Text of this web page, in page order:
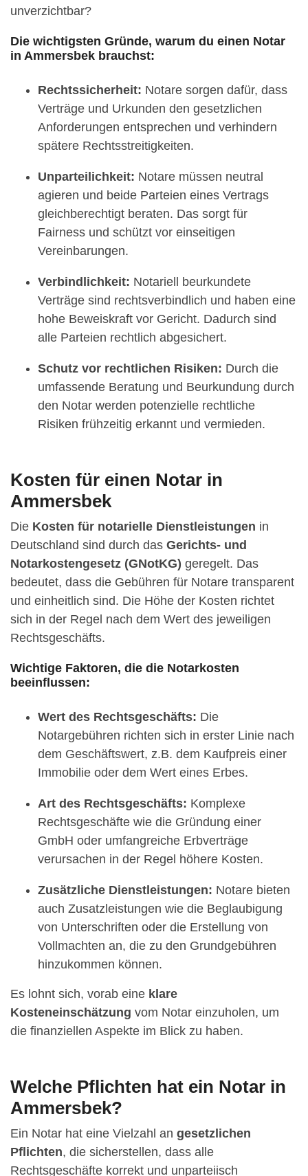
unverzichtbar?
Die wichtigsten Gründe, warum du einen Notar
in Ammersbek brauchst:
Rechtssicherheit: Notare sorgen dafür, dass
Verträge und Urkunden den gesetzlichen
Anforderungen entsprechen und verhindern
spätere Rechtsstreitigkeiten.
Unparteilichkeit: Notare müssen neutral
agieren und beide Parteien eines Vertrags
gleichberechtigt beraten. Das sorgt für
Fairness und schützt vor einseitigen
Vereinbarungen.
Verbindlichkeit: Notariell beurkundete
Verträge sind rechtsverbindlich und haben eine
hohe Beweiskraft vor Gericht. Dadurch sind
alle Parteien rechtlich abgesichert.
Schutz vor rechtlichen Risiken: Durch die
umfassende Beratung und Beurkundung durch
den Notar werden potenzielle rechtliche
Risiken frühzeitig erkannt und vermieden.
Kosten für einen Notar in
Ammersbek
Die Kosten für notarielle Dienstleistungen in
Deutschland sind durch das Gerichts- und
Notarkostengesetz (GNotKG) geregelt. Das
bedeutet, dass die Gebühren für Notare transparent
und einheitlich sind. Die Höhe der Kosten richtet
sich in der Regel nach dem Wert des jeweiligen
Rechtsgeschäfts.
Wichtige Faktoren, die die Notarkosten
beeinflussen:
Wert des Rechtsgeschäfts: Die
Notargebühren richten sich in erster Linie nach
dem Geschäftswert, z.B. dem Kaufpreis einer
Immobilie oder dem Wert eines Erbes.
Art des Rechtsgeschäfts: Komplexe
Rechtsgeschäfte wie die Gründung einer
GmbH oder umfangreiche Erbverträge
verursachen in der Regel höhere Kosten.
Zusätzliche Dienstleistungen: Notare bieten
auch Zusatzleistungen wie die Beglaubigung
von Unterschriften oder die Erstellung von
Vollmachten an, die zu den Grundgebühren
hinzukommen können.
Es lohnt sich, vorab eine klare
Kosteneinschätzung vom Notar einzuholen, um
die finanziellen Aspekte im Blick zu haben.
Welche Pflichten hat ein Notar in
Ammersbek?
Ein Notar hat eine Vielzahl an gesetzlichen
Pflichten, die sicherstellen, dass alle
Rechtsgeschäfte korrekt und unparteiisch